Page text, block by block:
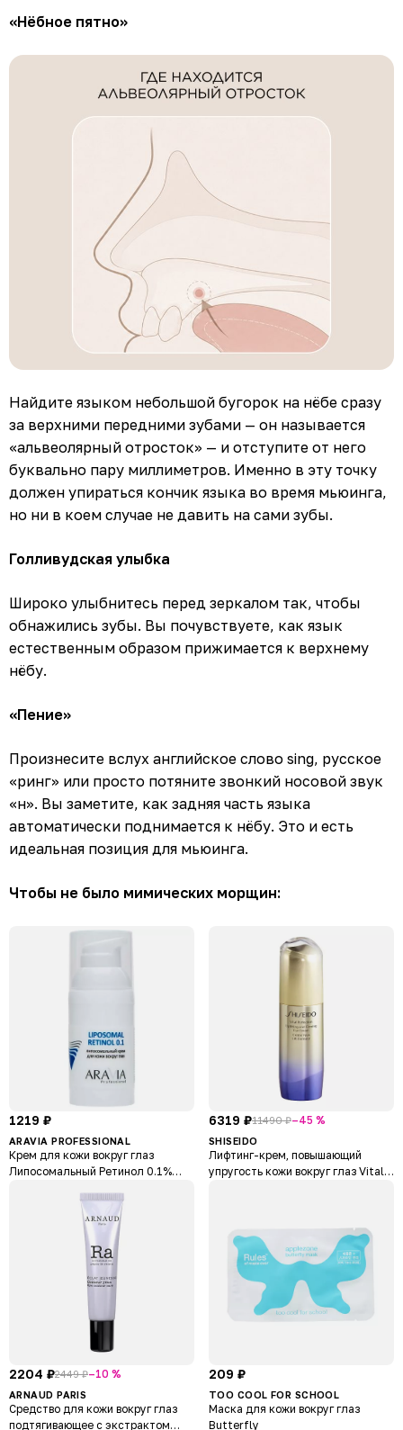
«Нёбное пятно»
Найдите языком небольшой бугорок на нёбе сразу
за верхними передними зубами — он называется
«альвеолярный отросток» — и отступите от него
буквально пару миллиметров. Именно в эту точку
должен упираться кончик языка во время мьюинга,
но ни в коем случае не давить на сами зубы.
Голливудская улыбка
Широко улыбнитесь перед зеркалом так, чтобы
обнажились зубы. Вы почувствуете, как язык
естественным образом прижимается к верхнему
нёбу.
«Пение»
Произнесите вслух английское слово sing, русское
«ринг» или просто потяните звонкий носовой звук
«н». Вы заметите, как задняя часть языка
автоматически поднимается к нёбу. Это и есть
идеальная позиция для мьюинга.
Чтобы не было мимических морщин:
1219 ₽
ARAVIA PROFESSIONAL
Крем для кожи вокруг глаз
Липосомальный Ретинол 0.1%
6319 ₽11490 ₽–45 %
SHISEIDO
Лифтинг-крем, повышающий
упругость кожи вокруг глаз Vital
2204 ₽2449 ₽–10 %
ARNAUD PARIS
Средство для кожи вокруг глаз
подтягивающее с экстрактом
209 ₽
TOO COOL FOR SCHOOL
Маска для кожи вокруг глаз
Butterfly